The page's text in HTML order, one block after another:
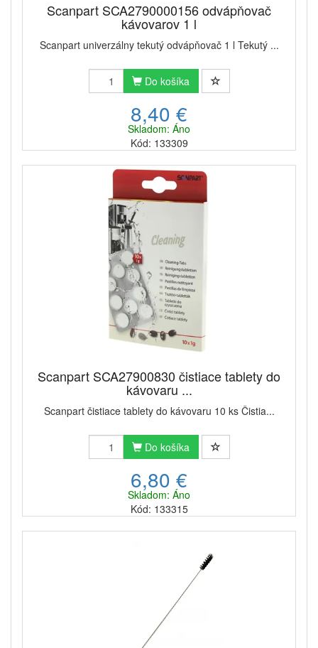
Medzi inými si u nás môžete vybrať tiež spoľahlivý
odvápňovač Bosch Tassimo TCZ6004 , ktorý je
určený do veľmi obľúbených
kapsľových
výrobníkov kávy. Použitie tohto prípravku je veľmi
jednoduché, stačí len vložiť tabletu do prístroja
rovnako ako pri príprave kávy a spustiť odvápňovací
najvhodnejší čistiaci a odvápňovací
prostriedok pre váš kávovarznačky Bosch alebo
Siemens a nie ste si istí tým, ktorej položke nášho
, radi vám vhodný prostriedok pre vaše
zariadenie odporučíme a pokúsime sa vám poradiť aj
s vhodnou starostlivosťou o vaše zariadenie.
Scanpart SCA2790000156 odvápňovač
kávovarov 1 l
Scanpart univerzálny tekutý odvápňovač 1 l Tekutý ...
Do košíka
8,40 €
Skladom: Áno
Kód: 133309
Scanpart SCA27900830 čistiace tablety do
kávovaru ...
Scanpart čistiace tablety do kávovaru 10 ks Čistia...
Do košíka
6,80 €
Skladom: Áno
Kód: 133315